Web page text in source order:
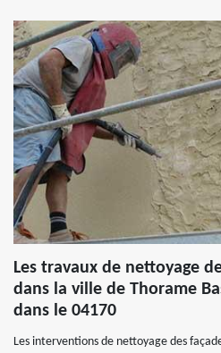
Les travaux de nettoyage
dans la ville de Thorame
dans le 04170
Les interventions de nettoyage des